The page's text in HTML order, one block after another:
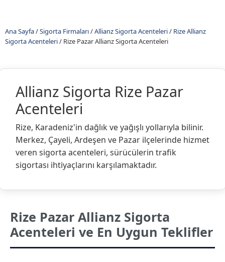
Ana Sayfa/Sigorta Firmaları/Allianz Sigorta Acenteleri/ Rize Allianz
Sigorta Acenteleri/ Rize Pazar Allianz Sigorta Acenteleri
Allianz Sigorta Rize Pazar
Acenteleri
Rize, Karadeniz'in dağlık ve yağışlı yollarıyla bilinir.
Merkez, Çayeli, Ardeşen ve Pazar ilçelerinde hizmet
veren sigorta acenteleri, sürücülerin trafik
sigortası ihtiyaçlarını karşılamaktadır.
Rize Pazar Allianz Sigorta
Acenteleri ve En Uygun Teklifler